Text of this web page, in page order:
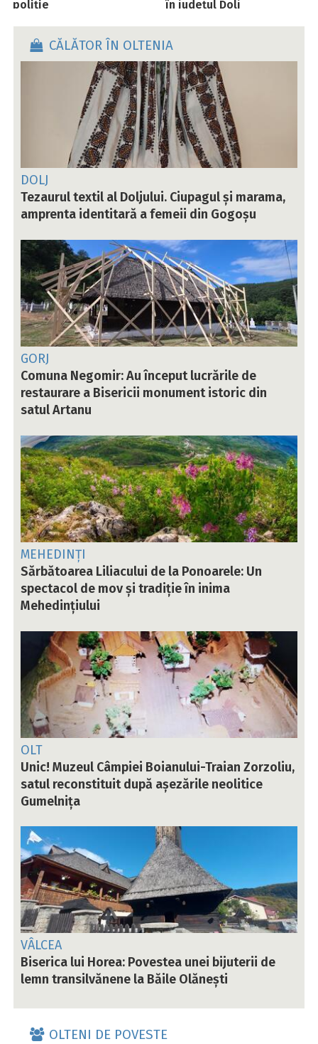
poliție în județul Dolj
CĂLĂTOR ÎN OLTENIA
DOLJ
Tezaurul textil al Doljului. Ciupagul și marama,
amprenta identitară a femeii din Gogoșu
GORJ
Comuna Negomir: Au început lucrările de
restaurare a Bisericii monument istoric din
satul Artanu
MEHEDINȚI
Sărbătoarea Liliacului de la Ponoarele: Un
spectacol de mov și tradiție în inima
Mehedințiului
OLT
Unic! Muzeul Câmpiei Boianului-Traian Zorzoliu,
satul reconstituit după așezările neolitice
Gumelnița
VÂLCEA
Biserica lui Horea: Povestea unei bijuterii de
lemn transilvănene la Băile Olănești
OLTENI DE POVESTE